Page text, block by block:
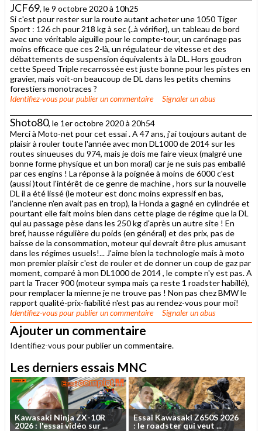
JCF69, le 9 octobre 2020 à 10h25
Si c'est pour rester sur la route autant acheter une 1050 Tiger
Sport : 126 ch pour 218 kg à sec (..à vérifier), un tableau de bord
avec une véritable aiguille pour le compte-tour, un carénage pas
moins efficace que ces 2-là, un régulateur de vitesse et des
débattements de suspension équivalents à la DL. Hors goudron
cette Speed Triple recarrossée est juste bonne pour les pistes en
gravier, mais voit-on beaucoup de DL dans les petits chemins
forestiers monotraces ?
Identifiez-vouspour publier un commentaire Signaler un abus
Shoto80, le 1er octobre 2020 à 20h54
Merci à Moto-net pour cet essai . A 47 ans, j'ai toujours autant de
plaisir à rouler toute l'année avec mon DL1000 de 2014 sur les
routes sinueuses du 974, mais je dois me faire vieux (malgré une
bonne forme physique et un bon moral) car je ne suis pas emballé
par ces engins ! La réponse à la poignée à moins de 6000 c'est
(aussi )tout l'intérêt de ce genre de machine , hors sur la nouvelle
DL il a été lissé (le moteur est donc moins expressif en bas,
l'ancienne n'en avait pas en trop), la Honda a gagné en cylindrée et
pourtant elle fait moins bien dans cette plage de régime que la DL
qui au passage pèse dans les 250 kg d'après un autre site ! En
bref, hausse régulière du poids (en général) et des prix, pas de
baisse de la consommation, moteur qui devrait être plus amusant
dans les régimes usuels!... J'aime bien la technologie mais à moto
mon premier plaisir c'est de rouler et de donner un coup de gaz par
moment, comparé à mon DL1000 de 2014 , le compte n'y est pas. A
part la Tracer 900 (moteur sympa mais ça reste 1 roadster habillé),
pour remplacer la mienne je ne trouve pas ! Non pas chez BMW le
rapport qualité-prix-fiabilité n'est pas au rendez-vous pour moi!
Identifiez-vouspour publier un commentaire Signaler un abus
Ajouter un commentaire
Identifiez-vous pour publier un commentaire.
Les derniers essais MNC
Kawasaki NinjaZX-10R
2026: l'essaividéo sur...
Essai KawasakiZ650S 2026
: le roadsterquiveut ...